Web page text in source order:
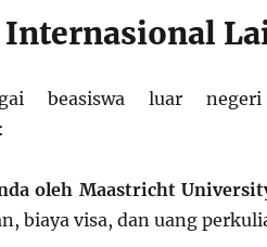
Internasional
beasiswa luar
oleh Maastricht
biaya visa, dan uang